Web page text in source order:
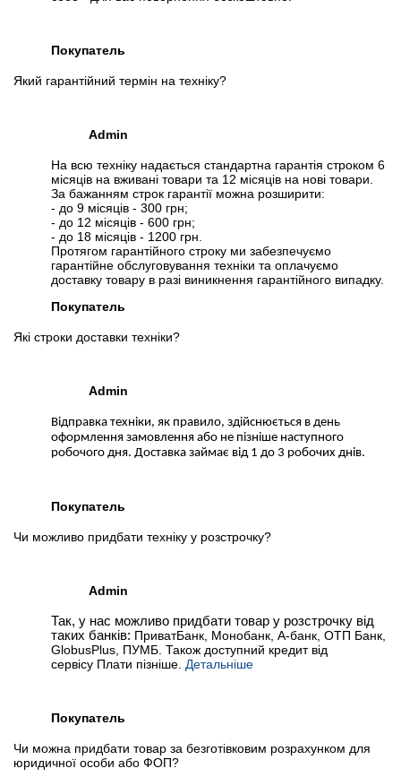
Спецификация, тесты и технические отчеты
Тестирование процессора:
Видеообзоры
Запрос оптовой цены
Отслеживать в Instagram
Покупатель
Який гарантійний термін на техніку?
Admin
На всю техніку надається стандартна гарантія строком 6
місяців на вживані товари та 12 місяців на нові товари.
За бажанням строк гарантії можна розширити:
- до 9 місяців - 300 грн;
- до 12 місяців - 600 грн;
- до 18 місяців - 1200 грн.
Протягом гарантійного строку ми забезпечуємо
гарантійне обслуговування техніки та оплачуємо
доставку товару в разі виникнення гарантійного випадку.
Покупатель
Які строки доставки техніки?
Admin
Відправка техніки, як правило, здійснюється в день
оформлення замовлення або не пізніше наступного
робочого дня. Доставка займає від 1 до 3 робочих днів.
Покупатель
Чи можливо придбати техніку у розстрочку?
Admin
Так, у нас можливо придбати товар у розстрочку від
таких банків: ПриватБанк, Монобанк, А-банк, ОТП Банк,
GlobusPlus, ПУМБ. Також доступний кредит від
сервісу Плати пізніше. Детальніше
Покупатель
Чи можна придбати товар за безготівковим розрахунком для
юридичної особи або ФОП?